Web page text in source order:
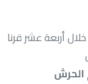
أربعة عشر قرنا
الحرش